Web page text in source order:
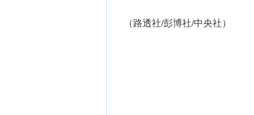
（路透社/彭博社/中央社）